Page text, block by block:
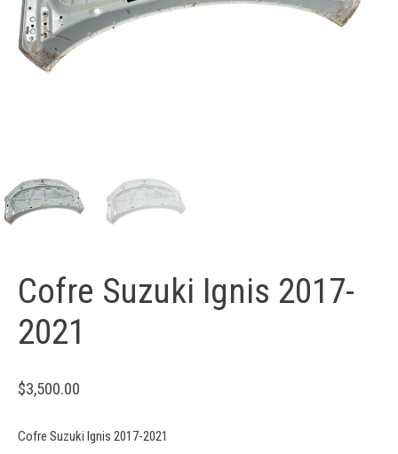
Cofre Suzuki Ignis 2017-
2021
$3,500.00
Cofre Suzuki Ignis 2017-2021